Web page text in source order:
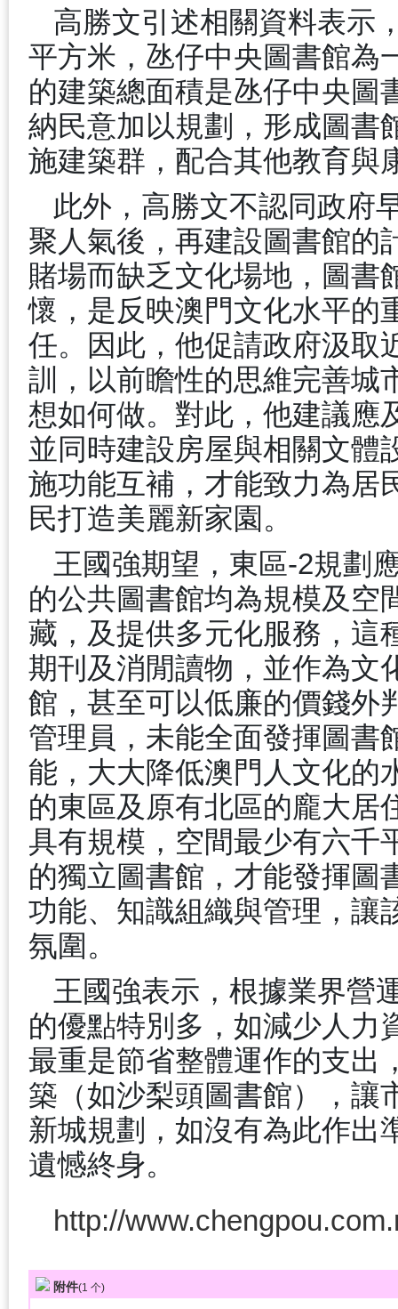
高勝文引述相關資料表示
平方米，氹仔中央圖書館為
的建築總面積是氹仔中央圖
納民意加以規劃，形成圖書
施建築群，配合其他教育與
此外，高勝文不認同政府
聚人氣後，再建設圖書館的
賭場而缺乏文化場地，圖書
懷，是反映澳門文化水平的
任。因此，他促請政府汲取
訓，以前瞻性的思維完善城
想如何做。對此，他建議應
並同時建設房屋與相關文體
施功能互補，才能致力為居
民打造美麗新家園。
王國強期望，東區-2規劃
的公共圖書館均為規模及空
藏，及提供多元化服務，這
期刊及消閒讀物，並作為文
館，甚至可以低廉的價錢外
管理員，未能全面發揮圖書
能，大大降低澳門人文化的
的東區及原有北區的龐大居
具有規模，空間最少有六千
的獨立圖書館，才能發揮圖
功能、知識組織與管理，讓
氛圍。
王國強表示，根據業界營
的優點特別多，如減少人力
最重是節省整體運作的支出
築（如沙梨頭圖書館），讓
新城規劃，如沒有為此作出
遺憾終身。
http://
附件(1 个)